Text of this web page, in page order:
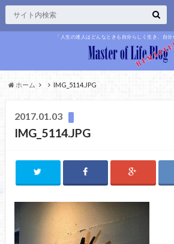
「人生の達人はどんなときも自分らしく生き、自分
ホーム IMG_5114.JPG
2017.01.03
IMG_5114.JPG